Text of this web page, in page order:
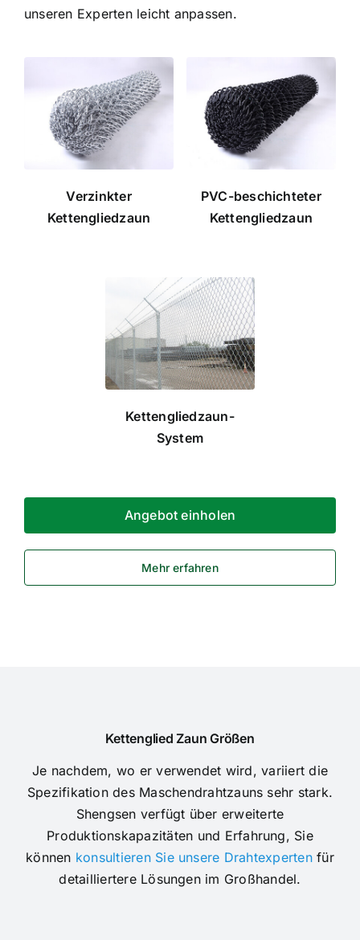
unseren Experten leicht anpassen.
Verzinkter
Kettengliedzaun
PVC-beschichteter
Kettengliedzaun
Kettengliedzaun-
System
Angebot einholen
Mehr erfahren
Kettenglied Zaun Größen
Je nachdem, wo er verwendet wird, variiert die
Spezifikation des Maschendrahtzauns sehr stark.
Shengsen verfügt über erweiterte
Produktionskapazitäten und Erfahrung, Sie
können konsultieren Sie unsere Drahtexperten für
detailliertere Lösungen im Großhandel.